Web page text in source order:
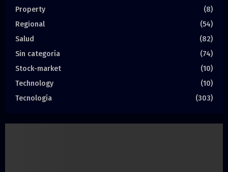
Property
(8)
Regional
(54)
Salud
(82)
Sin categoría
(74)
Stock-market
(10)
Technology
(10)
Tecnología
(303)